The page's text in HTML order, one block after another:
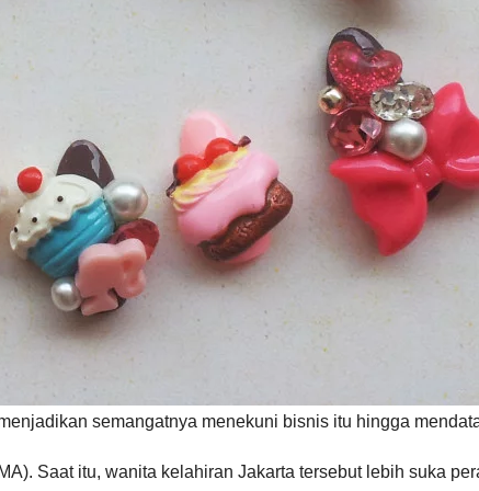
semangatnya menekuni bisnis itu hingga
Saat itu, wanita kelahiran Jakarta tersebut lebih suka